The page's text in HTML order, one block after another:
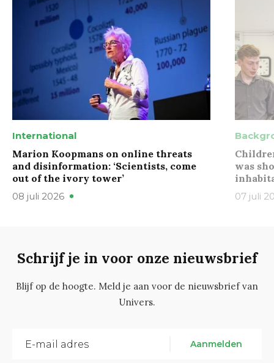
International
Marion Koopmans on online threats
and disinformation: ‘Scientists, come
out of the ivory tower’
08 juli 2026
was
07 juli
Schrijf je in voor onze nieuwsbrief
Blijf op de hoogte. Meld je aan voor de nieuwsbrief van
Univers.
Aanmelden